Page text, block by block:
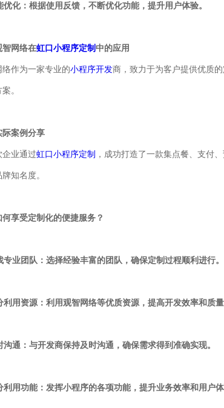
优化：根据使用反馈，不断优化功能，提升用户体验。
智网络在虹口小程序定制中的应用
络作为一家专业的小程序开发商，致力于为客户提供优质
。
际案例分享
企业通过虹口小程序定制 ，成功打造了一款集点餐、支付
知名度。
何享受定制化的便捷服务？
专业团队：选择经验丰富的团队，确保定制过程顺利进行。
利用资源：利用观智网络等优质资源，提高开发效率和质量
沟通：与开发商保持及时沟通，确保需求得到准确实现。
利用功能：发挥小程序的各项功能，提升业务效率和用户体